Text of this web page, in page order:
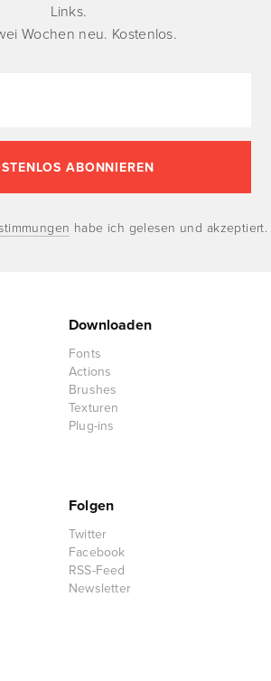
Links.
Wochen neu. Kostenlos.
habe ich gelesen und akzeptiert.
Downloaden
Fonts
Actions
Brushes
Texturen
Plug-ins
Folgen
Twitter
Facebook
RSS-Feed
Newsletter